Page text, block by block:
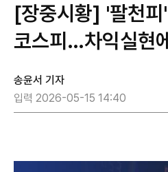
[장중시황] '팔천
코스피…차익실현
송윤서 기자
입력 2026-05-15 14:40